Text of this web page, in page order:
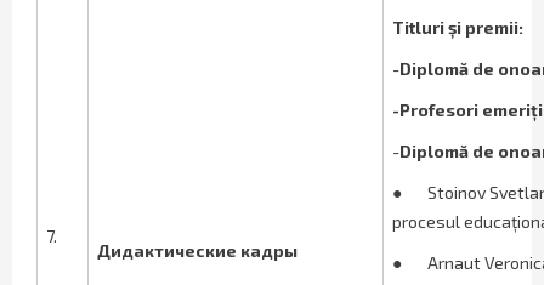
7.
Дидактические кадры
Titluri și premii:
-Diplomă de
-Profesori emeriți
-Diplomă de
● Stoinov
procesul
● Arnaut